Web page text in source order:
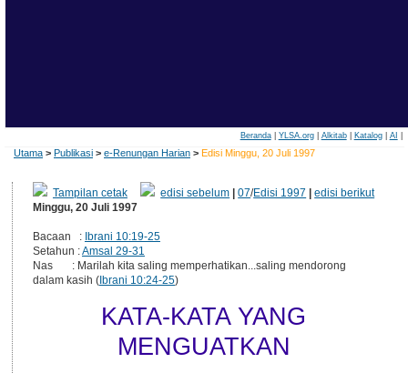
Beranda| YLSA.org| Alkitab| Katalog| AI
Utama > Publikasi > e-Renungan Harian > Edisi Minggu, 20 Juli 1997
Tampilan cetak edisi sebelum |07/Edisi 1997 |edisi berikut
Minggu, 20 Juli 1997
Bacaan : Ibrani 10:19-25
Setahun :Amsal 29-31
Nas : Marilah kita saling memperhatikan...saling mendorong
dalam kasih (Ibrani 10:24-25)
KATA-KATA YANG
MENGUATKAN